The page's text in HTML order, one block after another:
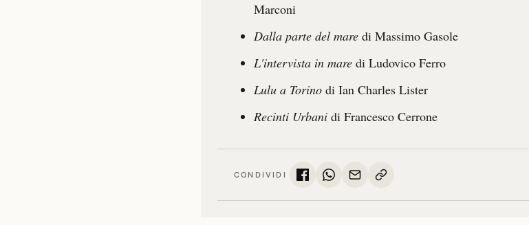
Marconi
Dalla parte del maredi Massimo Gasole
L'intervista in maredi Ludovico Ferro
Lulu a Torinodi Ian Charles Lister
Recinti Urbanidi Francesco Cerrone
CONDIVIDI